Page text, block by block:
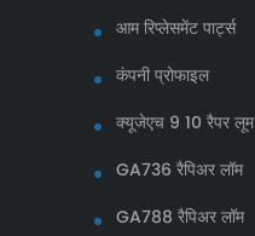
आम रिप्लेसमेंट पार्ट्स
कंपनी प्रोफाइल
क्यूजेएच 9 10 रैपर लूम
GA736 रैपिअर लॉम
GA788 रैपिअर लॉम